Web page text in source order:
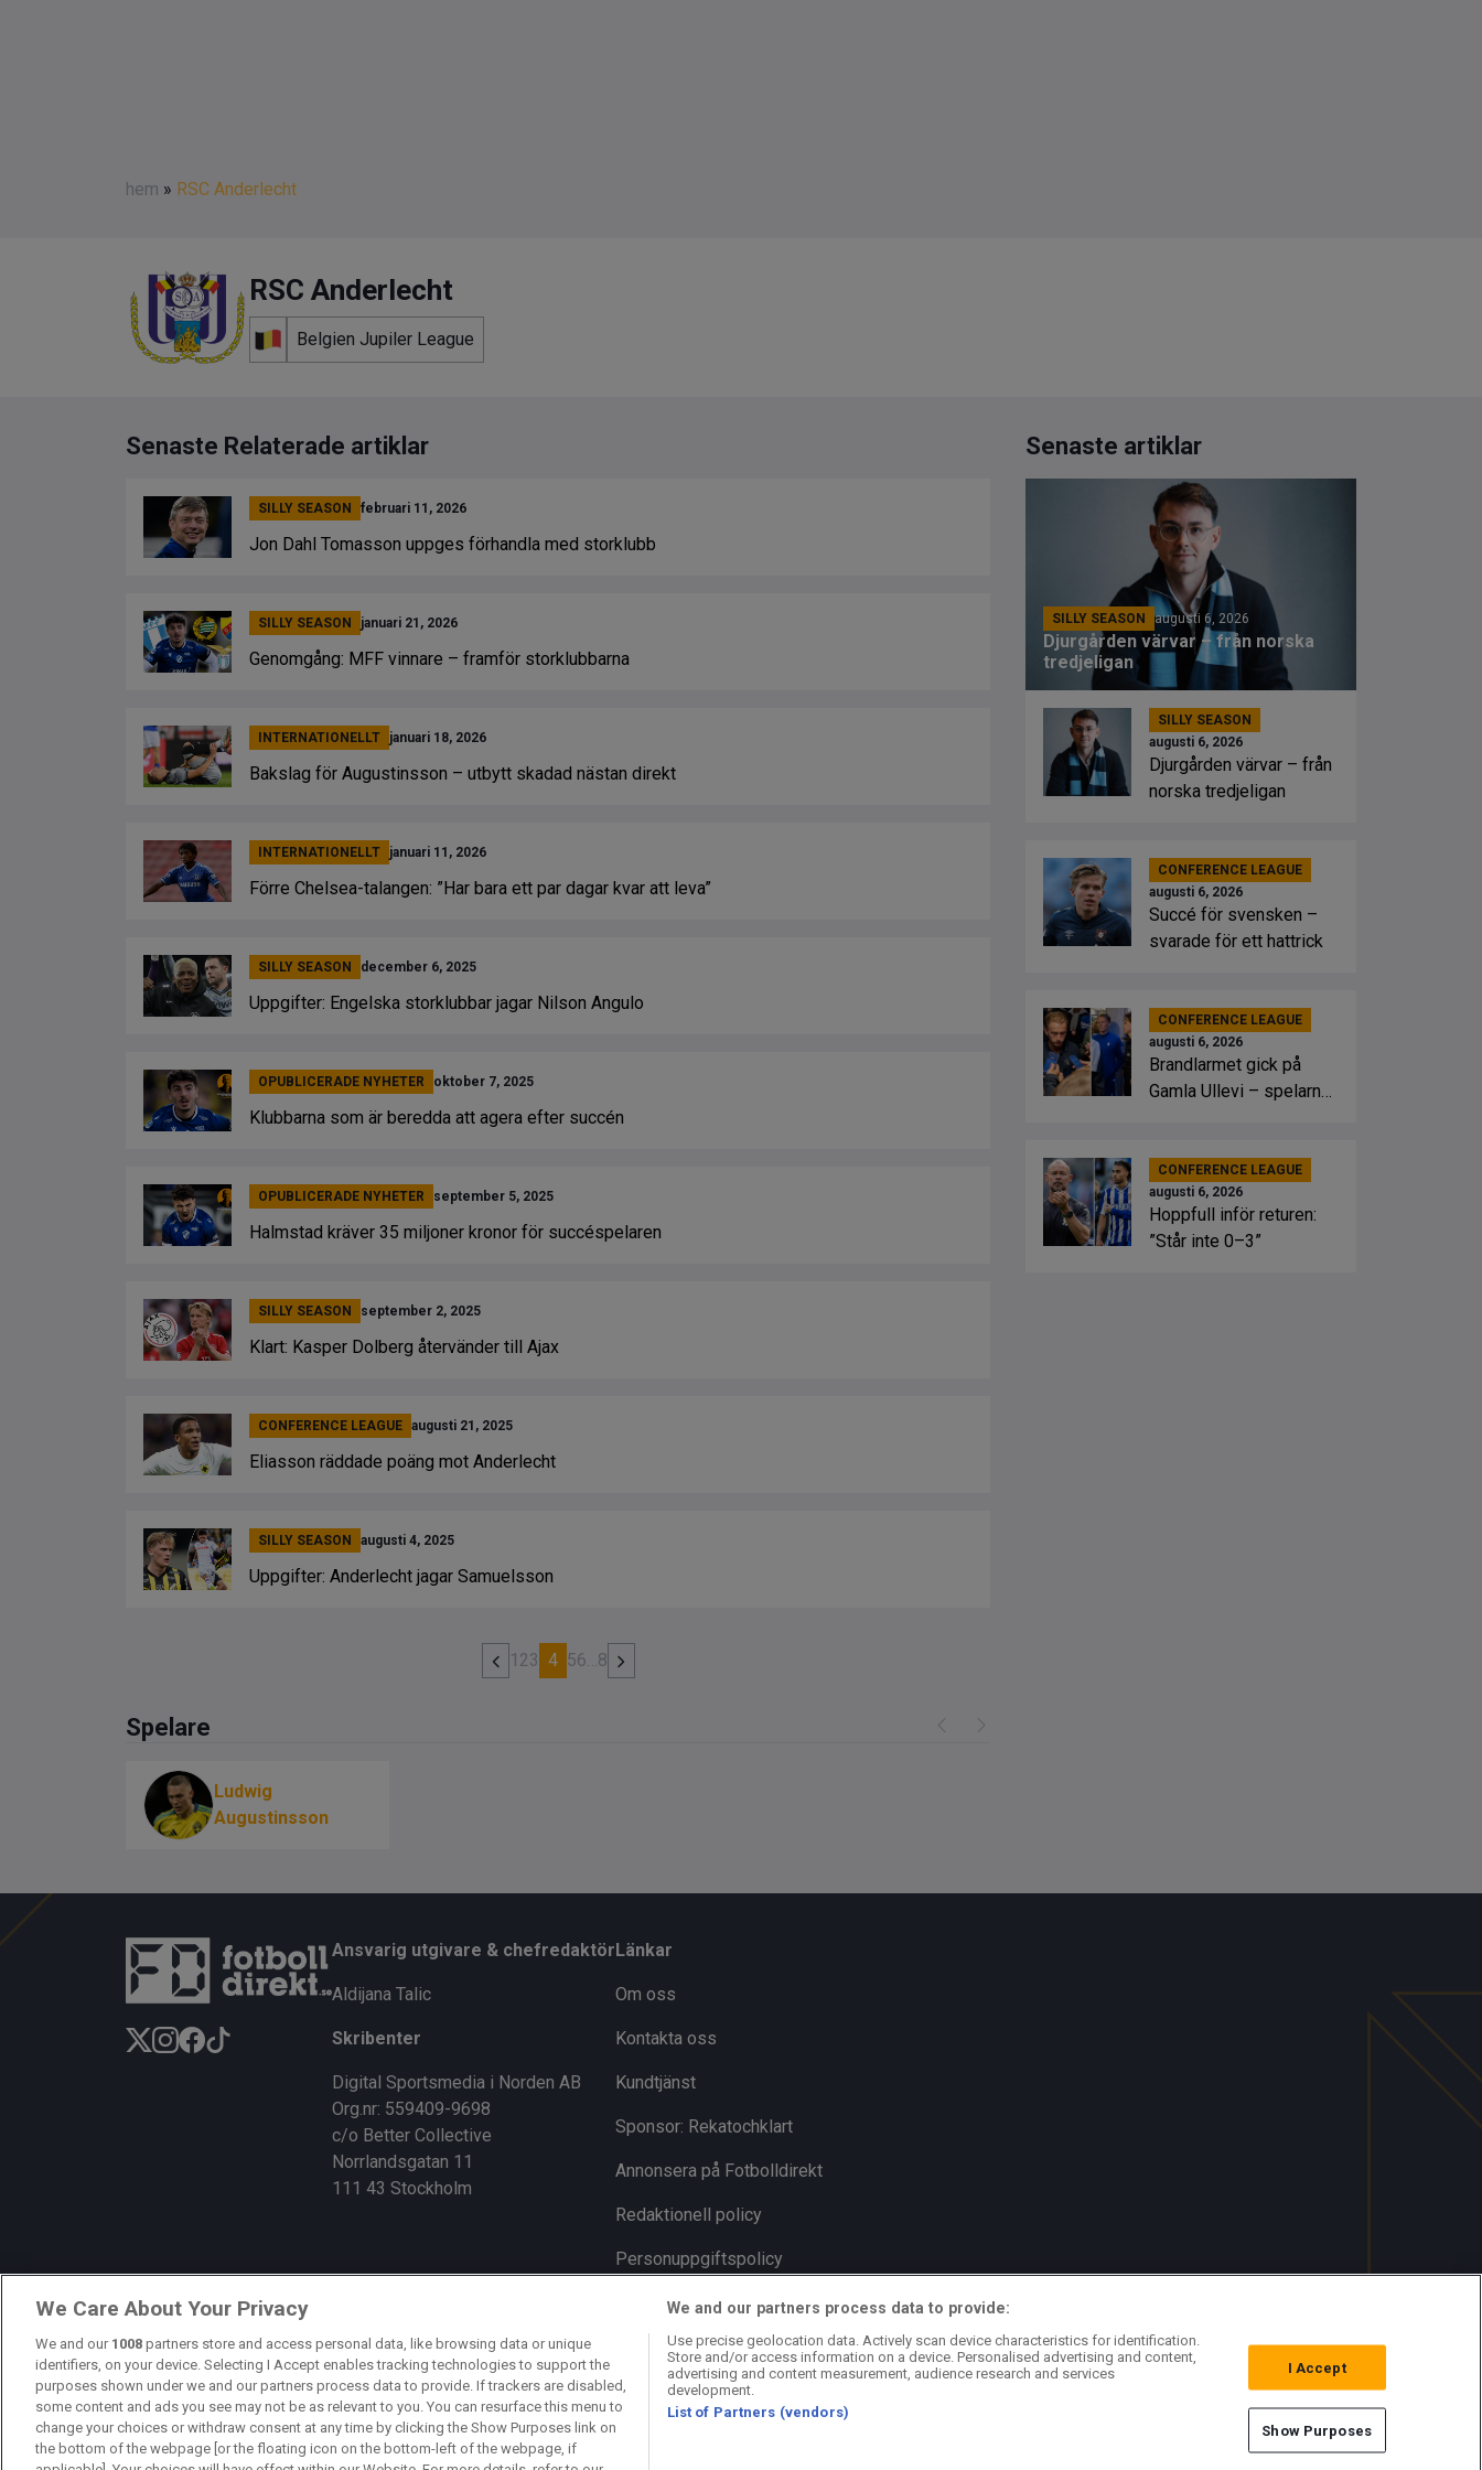
hem » RSC Anderlecht
RSC Anderlecht
Belgien Jupiler League
Senaste Relaterade artiklar
SILLY SEASON februari 11, 2026
Jon Dahl Tomasson uppges förhandla med storklubb
SILLY SEASON januari 21, 2026
Genomgång: MFF vinnare – framför storklubbarna
INTERNATIONELLT januari 18, 2026
Bakslag för Augustinsson – utbytt skadad nästan direkt
INTERNATIONELLT januari 11, 2026
Förre Chelsea-talangen: ”Har bara ett par dagar kvar att leva”
SILLY SEASON december 6, 2025
Uppgifter: Engelska storklubbar jagar Nilson Angulo
OPUBLICERADE NYHETER oktober 7, 2025
Klubbarna som är beredda att agera efter succén
OPUBLICERADE NYHETER september 5, 2025
Halmstad kräver 35 miljoner kronor för succéspelaren
SILLY SEASON september 2, 2025
Klart: Kasper Dolberg återvänder till Ajax
CONFERENCE LEAGUE augusti 21, 2025
Eliasson räddade poäng mot Anderlecht
SILLY SEASON augusti 4, 2025
Uppgifter: Anderlecht jagar Samuelsson
1 23 4 56…8
Spelare
Ludwig
Augustinsson
Senaste artiklar
SILLY SEASON augusti 6, 2026
Djurgården värvar – från norska
tredjeligan
SILLY SEASON
augusti 6, 2026
Djurgården värvar – från
norska tredjeligan
CONFERENCE LEAGUE
augusti 6, 2026
Succé för svensken –
svarade för ett hattrick
CONFERENCE LEAGUE
augusti 6, 2026
Brandlarmet gick på
Gamla Ullevi – spelarna
CONFERENCE LEAGUE
augusti 6, 2026
Hoppfull inför returen:
”Står inte 0–3”
Ansvarig utgivare & chefredaktör
Aldijana Talic
Skribenter
Digital Sportsmedia i Norden AB
Org.nr: 559409-9698
c/o Better Collective
Norrlandsgatan 11
111 43 Stockholm
Länkar
Om oss
Kontakta oss
Kundtjänst
Sponsor: Rekatochklart
Annonsera på Fotbolldirekt
Redaktionell policy
Personuppgiftspolicy
Cookiepolicy
We Care About Your Privacy
We and our 1008 partners store and access personal data, like browsing data or unique
identifiers, on your device. Selecting I Accept enables tracking technologies to support the
purposes shown under we and our partners process data to provide. If trackers are disabled,
some content and ads you see may not be as relevant to you. You can resurface this menu to
change your choices or withdraw consent at any time by clicking the Show Purposes link on
the bottom of the webpage [or the floating icon on the bottom-left of the webpage, if
We and our partners process data to provide:
Use precise geolocation data. Actively scan device characteristics for identification.
Store and/or access information on a device. Personalised advertising and content,
advertising and content measurement, audience research and services
development.
List of Partners (vendors)
I Accept
Show Purposes